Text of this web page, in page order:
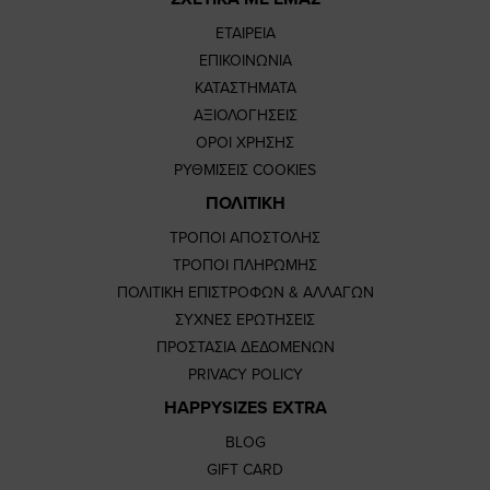
ΕΤΑΙΡΕΙΑ
ΕΠΙΚΟΙΝΩΝΙΑ
ΚΑΤΑΣΤΗΜΑΤΑ
ΑΞΙΟΛΟΓΗΣΕΙΣ
ΟΡΟΙ ΧΡΗΣΗΣ
ΡΥΘΜΙΣΕΙΣ COOKIES
ΠΟΛΙΤΙΚΗ
ΤΡΟΠΟΙ ΑΠΟΣΤΟΛΗΣ
ΤΡΟΠΟΙ ΠΛΗΡΩΜΗΣ
ΠΟΛΙΤΙΚΗ ΕΠΙΣΤΡΟΦΩΝ & ΑΛΛΑΓΩΝ
ΣΥΧΝΕΣ ΕΡΩΤΗΣΕΙΣ
ΠΡΟΣΤΑΣΙΑ ΔΕΔΟΜΕΝΩΝ
PRIVACY POLICY
HAPPYSIZES EXTRA
BLOG
GIFT CARD